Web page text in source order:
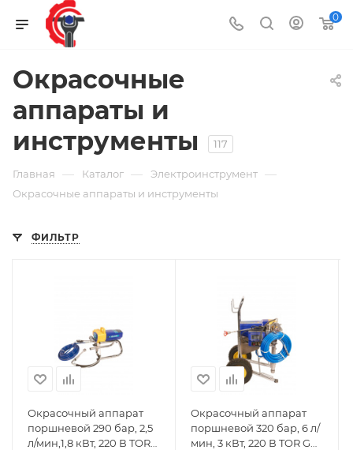
0
Окрасочные
аппараты и
инструменты
117
Главная — Каталог — Электроинструмент —
Окрасочные аппараты и инструменты
ФИЛЬТР
Окрасочный аппарат
поршневой 290 бар, 2,5
л/мин,1,8 кВт, 220 В TOR
Окрасочный аппарат
поршневой 320 бар, 6 л/
мин, 3 кВт, 220 В TOR GD-